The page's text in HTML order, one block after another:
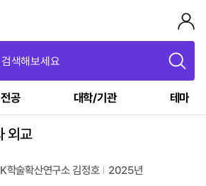
색해보세요
전공 대학/기관 테마
외교
학술확산연구소 김정호 2025년